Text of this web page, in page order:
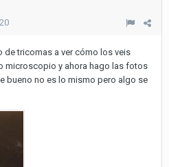
de tricomas a ver cómo los veis
microscopio y ahora hago las fotos
bueno no es lo mismo pero algo se